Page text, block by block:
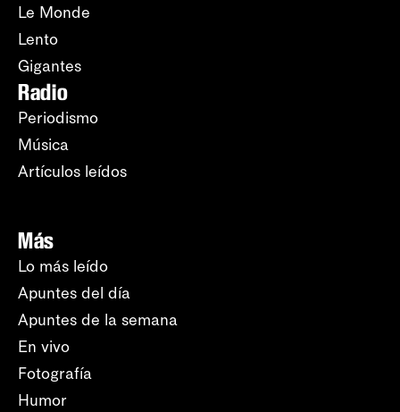
Le Monde
Lento
Gigantes
Radio
Periodismo
Música
Artículos leídos
Más
Lo más leído
Apuntes del día
Apuntes de la semana
En vivo
Fotografía
Humor